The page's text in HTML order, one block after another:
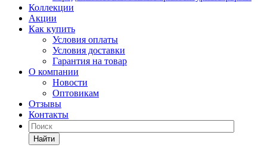
Коллекции
Акции
Как купить
Условия оплаты
Условия доставки
Гарантия на товар
О компании
Новости
Оптовикам
Отзывы
Контакты
Найти